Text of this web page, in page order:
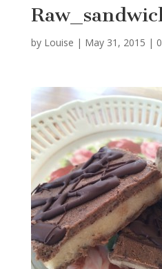
by Louise | May 31, 2015 |